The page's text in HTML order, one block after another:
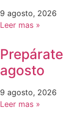
9 agosto, 2026
Leer mas »
agosto
9 agosto, 2026
Leer mas »